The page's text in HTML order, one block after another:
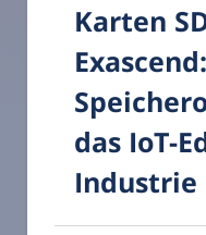
Karten
das IoT-
Industrie